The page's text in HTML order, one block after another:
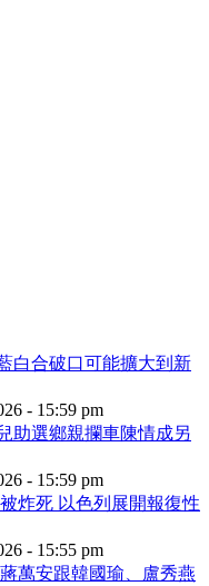
白合破口可能擴大到新
- 15:59 pm
助選鄉親攔車陳情成另
- 15:59 pm
炸死 以色列展開報復性
- 15:55 pm
萬安跟韓國瑜、盧秀燕